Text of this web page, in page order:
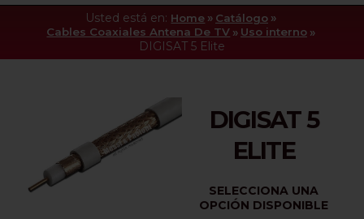
Usted está en: Home » Catálogo »
Cables Coaxiales Antena De TV » Uso interno »
DIGISAT 5 Elite
DIGISAT 5
ELITE
SELECCIONA UNA
OPCIÓN DISPONIBLE